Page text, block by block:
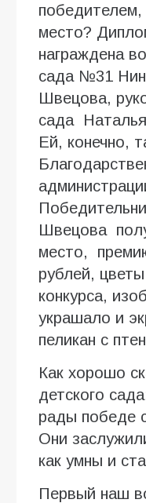
место?
награждена
сада №31
Швецова,
сада
Ей, конечно,
Швецова
место,
рублей,
конкурса,
украшало и
пеликан с
Как хорошо
детского
рады победе
Они
как умны и
Первый наш